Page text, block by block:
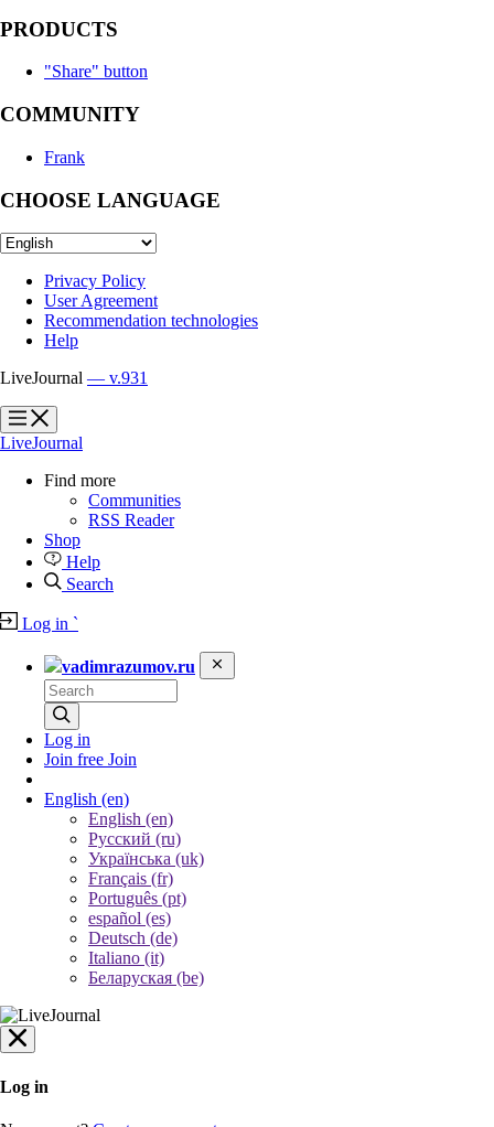
PRODUCTS
"Share" button
COMMUNITY
Frank
CHOOSE LANGUAGE
Privacy Policy
User Agreement
Recommendation technologies
Help
LiveJournal — v.931
?
?
LiveJournal
Find more
Communities
RSS Reader
Shop
Help
Search
Log in `
vadimrazumov.ru
Log in
Join free Join
English (en)
English (en)
Русский (ru)
Українська (uk)
Français (fr)
Português (pt)
español (es)
Deutsch (de)
Italiano (it)
Беларуская (be)
Log in